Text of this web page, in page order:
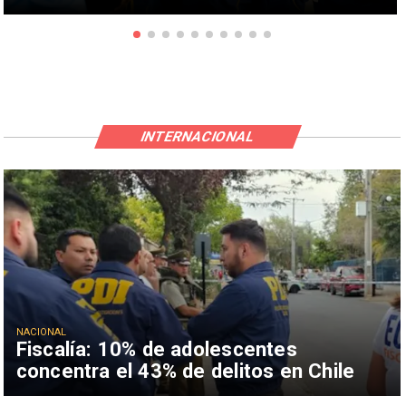
Fiscalía: 10% de adolescentes
concentra el 43% de delitos en Chile
NACIONAL
INTERNACIONAL